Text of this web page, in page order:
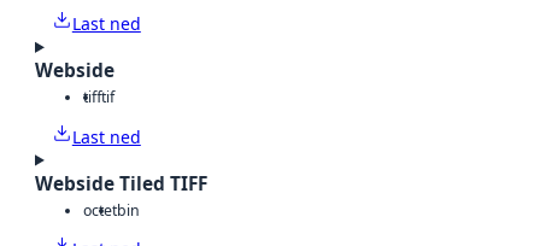
Last ned
Webside
tifftif
Last ned
Webside Tiled TIFF
octetbin